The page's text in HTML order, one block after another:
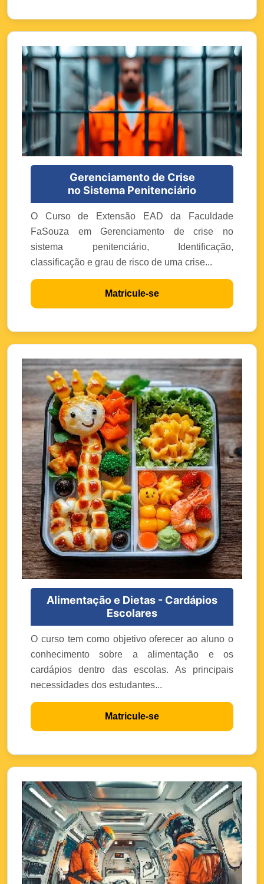
Gerenciamento de Crise
no Sistema Penitenciário
O Curso de Extensão EAD da Faculdade
FaSouza em Gerenciamento de crise no
sistema penitenciário, Identificação,
classificação e grau de risco de uma crise...
Matricule-se
Alimentação e Dietas - Cardápios
Escolares
O curso tem como objetivo oferecer ao aluno o
conhecimento sobre a alimentação e os
cardápios dentro das escolas. As principais
necessidades dos estudantes...
Matricule-se